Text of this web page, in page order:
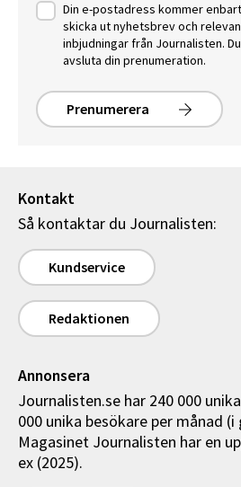
Din e-postadress kommer
skicka ut nyhetsbrev och
inbjudningar från Journalisten.
avsluta din prenumeration.
Prenumerera
Kontakt
Så kontaktar du Journalisten:
Kundservice
Redaktionen
Annonsera
Journalisten.se har 240 000
000 unika besökare per månad
Magasinet Journalisten har en
ex (2025).